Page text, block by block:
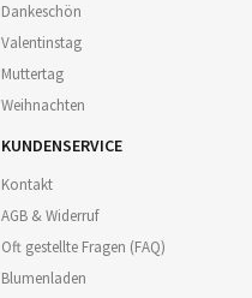
Dankeschön
Valentinstag
Muttertag
Weihnachten
KUNDENSERVICE
Kontakt
AGB & Widerruf
Oft gestellte Fragen (FAQ)
Blumenladen